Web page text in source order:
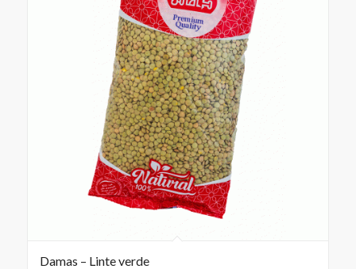
Damas – Linte verde